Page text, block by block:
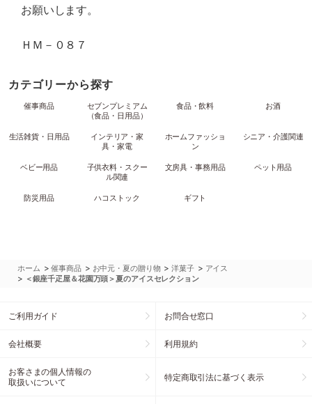
お願いします。
ＨＭ－０８７
カテゴリーから探す
催事商品
セブンプレミアム
（食品・日用品）
食品・飲料 お酒
生活雑貨・日用品
インテリア・家
具・家電
ホームファッショ
ン
シニア・介護関連
ベビー用品
子供衣料・スクー
ル関連
文房具・事務用品 ペット用品
防災用品 ハコストック ギフト
ホーム >催事商品 > お中元・夏の贈り物 >洋菓子 > アイス
> ＜銀座千疋屋＆花園万頭＞夏のアイスセレクション
ご利用ガイド お問合せ窓口
会社概要 利用規約
お客さまの個人情報の
取扱いについて
特定商取引法に基づく表示